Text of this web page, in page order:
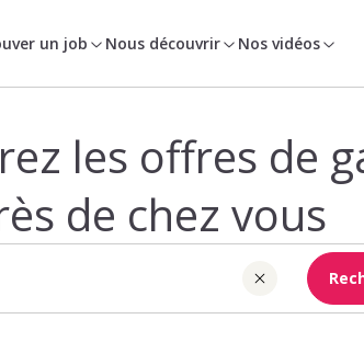
un job Nous découvrir Nos vidéos
les offres de
de chez vous